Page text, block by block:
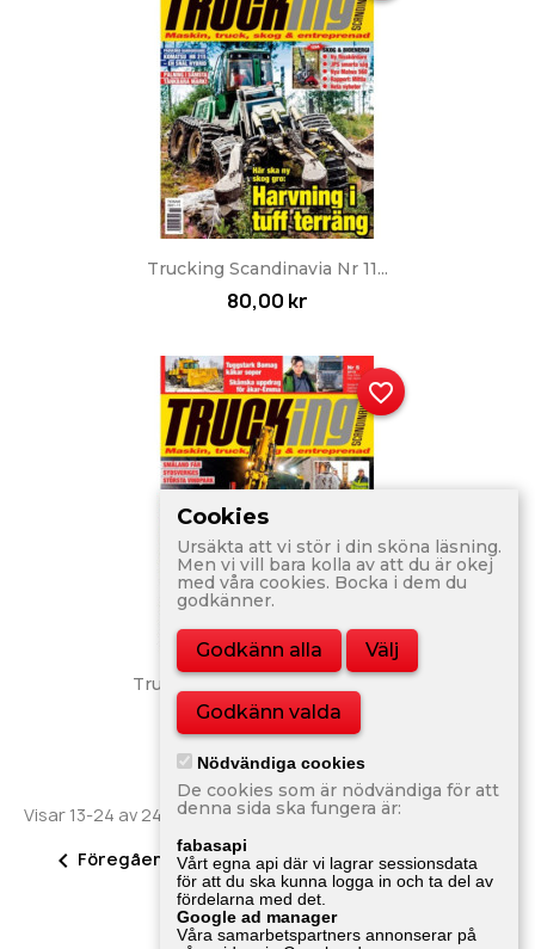
Trucking Scandinavia Nr 11...
80,00 kr
Trucking Scandinavia Nr 5 2012
80,00 kr
favorite_border
Visar 13-24 av 246 objekt
 Föregående123… 21 Nästa
Tillbaka till toppen 
Cookies
Ursäkta att vi stör i din sköna läsning.
Men vi vill bara kolla av att du är okej
med våra cookies. Bocka i dem du
godkänner.
Godkänn alla Välj
Godkänn valda
Nödvändiga cookies
De cookies som är nödvändiga för att
denna sida ska fungera är:
fabasapi
Vårt egna api där vi lagrar sessionsdata
för att du ska kunna logga in och ta del av
fördelarna med det.
Google ad manager
Våra samarbetspartners annonserar på